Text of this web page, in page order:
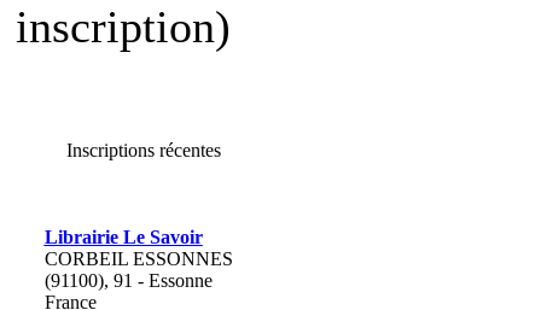
inscription)
Inscriptions récentes
Librairie Le Savoir
CORBEIL ESSONNES
(91100), 91 - Essonne
France